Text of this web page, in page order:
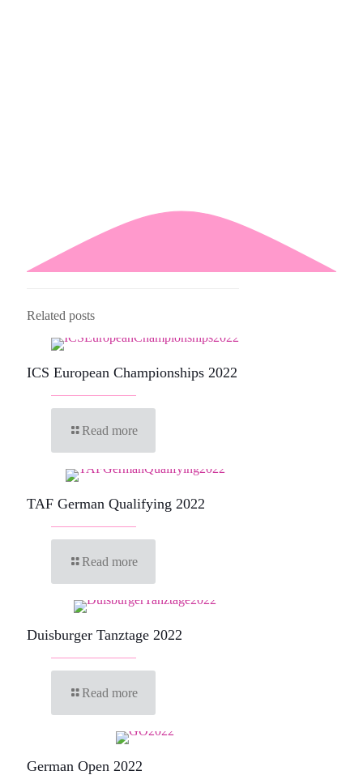
Related posts
ICS European Championships 2022
Read more
TAF German Qualifying 2022
Read more
Duisburger Tanztage 2022
Read more
German Open 2022